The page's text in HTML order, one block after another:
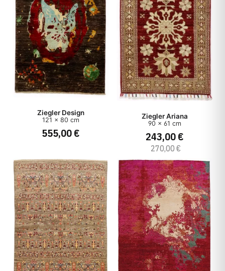
Ziegler Design
121 x 80 cm
555,00 €
Ziegler Ariana
90 x 61 cm
243,00 €
270,00 €